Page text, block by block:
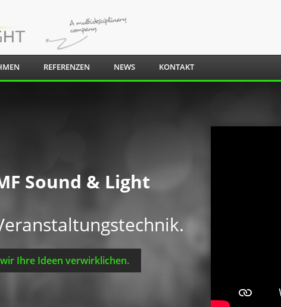
REFERENZEN NEWS KONTAKT
Sound & Light
Ihre Ideen verwirklichen.